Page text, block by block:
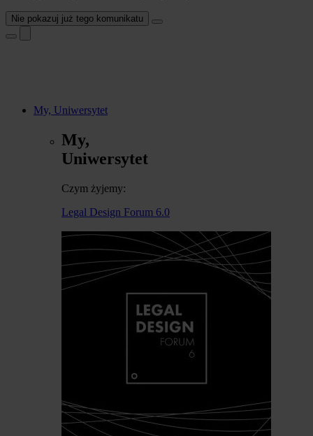
Nie pokazuj już tego komunikatu
My, Uniwersytet
My,
Uniwersytet
Czym żyjemy:
Legal Design Forum 6.0